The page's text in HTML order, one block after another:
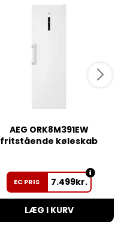
AEG ORK8M391EW
fritstående køleskab
EC PRIS 7.499kr.
LÆG I KURV